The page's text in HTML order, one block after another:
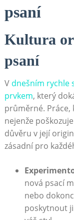
psaní
Kultura
psaní
V dnešním rychle
prvkem, který
průměrné. Práce,
nejenže
důvěru v její
zásadní pro
nová psací
nebo
poskytnout